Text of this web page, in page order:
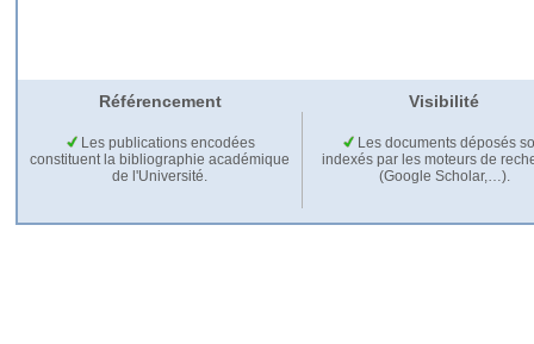
Référencement Visibilité
Les publications encodées
constituent la bibliographie académique
de l'Université.
Les documents déposés
indexés par les moteurs de
(Google Scholar,…).